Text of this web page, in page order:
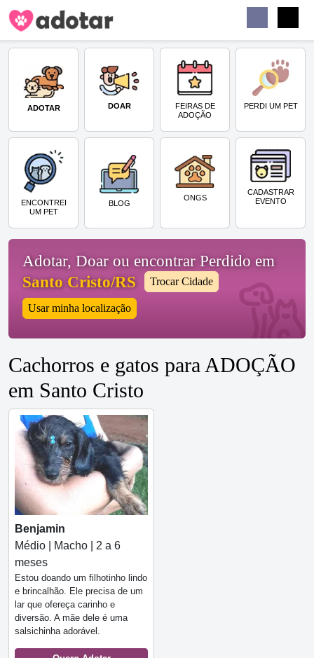
ADOTAR DOAR
FEIRAS DE
ADOÇÃO
PERDI UM PET
ENCONTREI
UM PET
BLOG
ONGS
CADASTRAR
EVENTO
Adotar, Doar ou encontrar Perdido em
Santo Cristo/RS
Trocar Cidade
Usar minha localização
Cachorros e gatos para ADOÇÃO
em Santo Cristo
Benjamin
Médio | Macho | 2 a 6
meses
Estou doando um filhotinho lindo
e brincalhão. Ele precisa de um
lar que ofereça carinho e
diversão. A mãe dele é uma
salsichinha adorável.